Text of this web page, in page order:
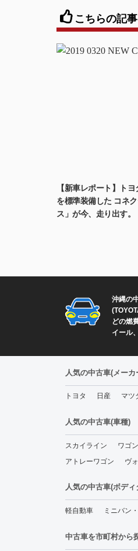
こちらの記
【新車レポート】ト
を標準装備した コネ
ス」が今、走り出す。
沖縄の
どの燃
イール
人気の中古車(メーカ
トヨタ 日産 マツ
人気の中古車(車種)
スカイライン ワゴ
アトレーワゴン
ヴ
人気の中古車(ボディ
軽自動車 ミニバン
中古車を市町村から